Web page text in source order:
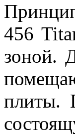
456
зоной.
плиты.